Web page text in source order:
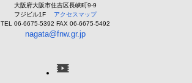
大阪府大阪市住吉区長峡町9-9
フジビル1F
アクセスマップ
TEL 06-6675-5392 FAX 06-6675-5492
nagata@fnw.gr.jp